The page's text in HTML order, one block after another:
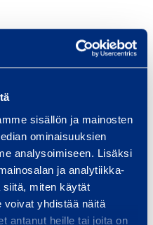
sisällön ja mainosten
ominaisuuksien
analysoimiseen. Lisäksi
ja analytiikka-
siitä, miten käytät
voivat yhdistää näitä
antanut heille tai joita on
Steel